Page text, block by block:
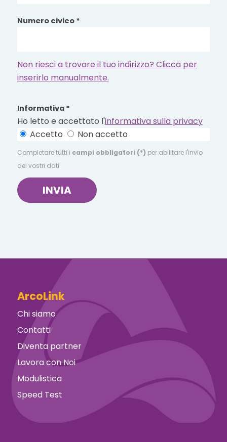
Numero civico *
Non riesci a trovare il tuo indirizzo? Clicca per
inserirlo manualmente.
Informativa *
Ho letto e accettato l'informativa sulla privacy
Accetto
Non accetto
Completare tutti i campi obbligatori (*) per abilitare l'invio
dei vostri dati
INVIA
ArcoLink
Chi siamo
Contatti
Diventa partner
Lavora con Noi
Modulistica
Speed Test